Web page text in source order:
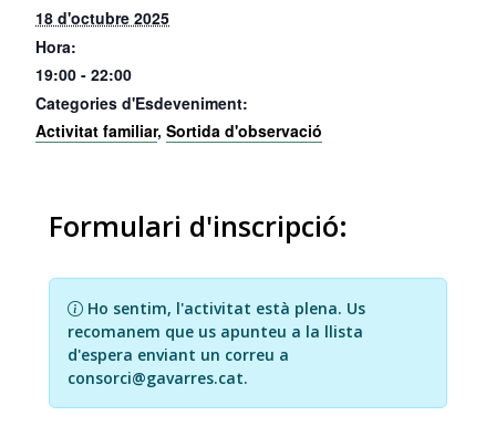
18 d'octubre 2025
Hora:
19:00 - 22:00
Categories d'Esdeveniment:
Activitat familiar, Sortida d'observació
Formulari d'inscripció:
Ho sentim, l'activitat està plena. Us
recomanem que us apunteu a la llista
d'espera enviant un correu a
consorci@gavarres.cat.